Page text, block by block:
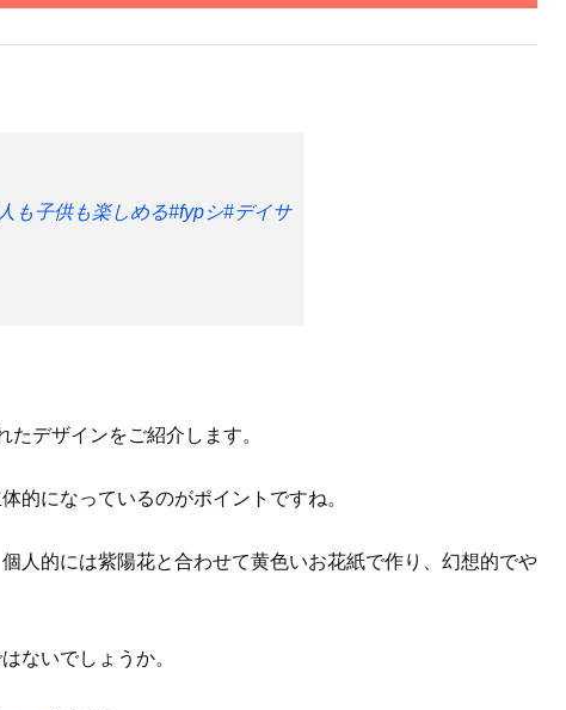
も子供も楽しめる#fypシ#デイサ
デザインをご紹介します。
的になっているのがポイントですね。
人的には紫陽花と合わせて黄色いお花紙で作り、幻想的でや
ないでしょうか。